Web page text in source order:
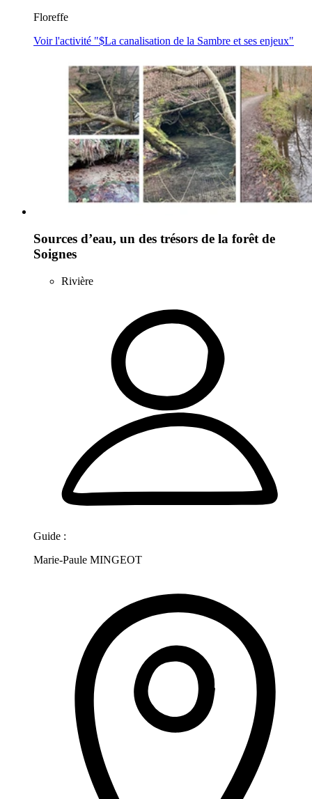
Floreffe
Voir l'activité "$La canalisation de la Sambre et ses enjeux"
Sources d’eau, un des trésors de la forêt de
Soignes
Rivière
Guide :
Marie-Paule MINGEOT